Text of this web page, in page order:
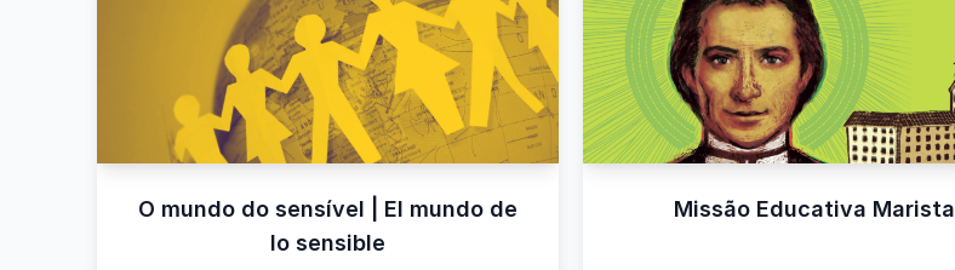
O mundo do sensível | El mundo de
lo sensible
Missão Educativa Marista